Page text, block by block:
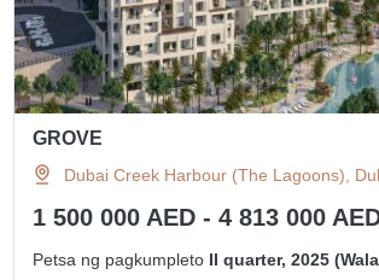
GROVE
Dubai Creek Harbour (The Lagoons),
1 500 000 AED - 4 813 000
Petsa ng pagkumpleto II quarter, 2025